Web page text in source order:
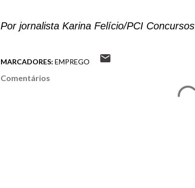
Por jornalista Karina Felício/PCI Concursos
MARCADORES: EMPREGO
Comentários